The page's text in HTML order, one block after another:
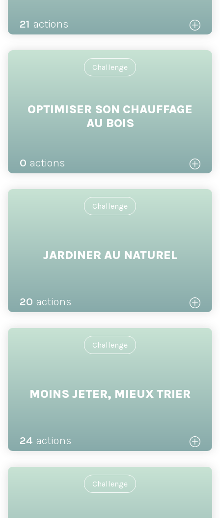
21 actions
Challenge
OPTIMISER SON CHAUFFAGE
AU BOIS
0 actions
Challenge
JARDINER AU NATUREL
20 actions
Challenge
MOINS JETER, MIEUX TRIER
24 actions
Challenge